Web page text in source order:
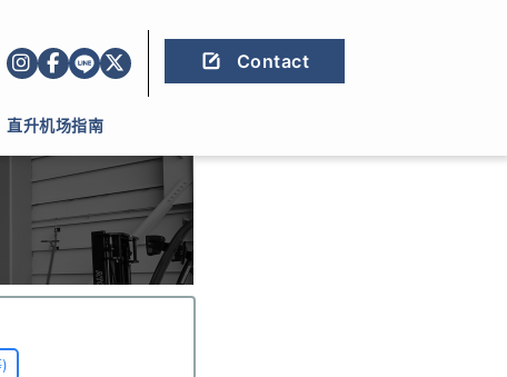
Contact
直升机场指南